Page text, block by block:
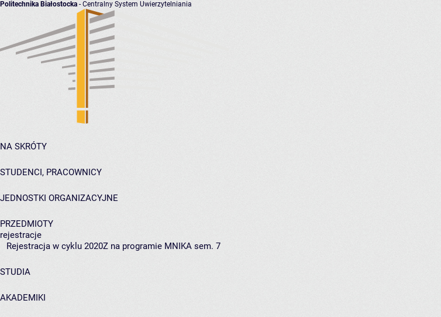
Politechnika Białostocka - Centralny System Uwierzytelniania
NA SKRÓTY
STUDENCI, PRACOWNICY
JEDNOSTKI ORGANIZACYJNE
PRZEDMIOTY
rejestracje
Rejestracja w cyklu 2020Z na programie MNIKA sem. 7
STUDIA
AKADEMIKI